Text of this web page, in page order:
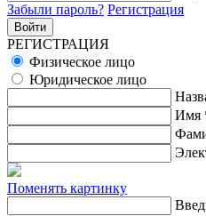
Забыли пароль? Регистрация
РЕГИСТРАЦИЯ
Физическое лицо
Юридическое лицо
Имя
Поменять картинку